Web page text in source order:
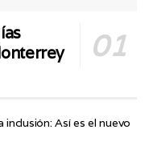
Así es el nuevo